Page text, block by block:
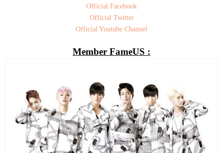
Official Facebook
Official Twitter
Official Youtube Channel
Member FameUS :